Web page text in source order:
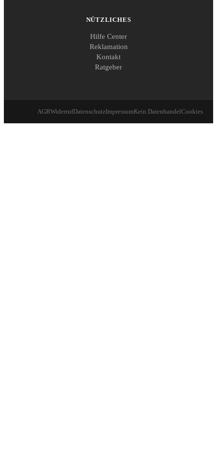
NÜTZLICHES
Hilfe Center
Reklamation
Kontakt
Ratgeber
AGBWiderrufDatenschutzImpressumKein DatenhandelCookies